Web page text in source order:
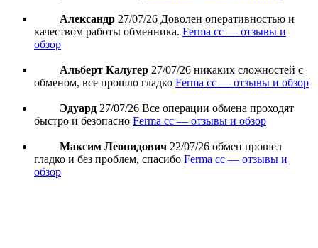
Александр 27/07/26 Доволен оперативностью и
качеством работы обменника. Ferma cc — отзывы и
обзор
Альберт Калугер 27/07/26 никаких сложностей с
обменом, все прошло гладко Ferma cc — отзывы и обзор
Эдуард 27/07/26 Все операции обмена проходят
быстро и безопасно Ferma cc — отзывы и обзор
Максим Леонидович 22/07/26 обмен прошел
гладко и без проблем, спасибо Ferma cc — отзывы и
обзор